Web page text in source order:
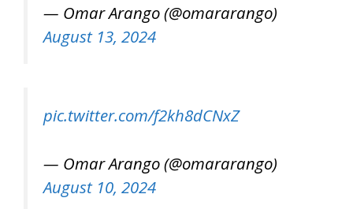
— Omar Arango (@omararango)
August 13, 2024
pic.twitter.com/f2kh8dCNxZ
— Omar Arango (@omararango)
August 10, 2024